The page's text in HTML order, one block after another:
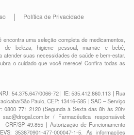
Política de Privacidade
encontra uma seleção completa demedicamentos
de beleza,higiene pessoal,mamãe e bebê
atender suas necessidades de saúde e bem-estar.
o cuidado que você merece!Confira todas as
54.375.647/0066-72 | IE: 535.412.860.113 | Rua
São Paulo, CEP: 13416-585 | SAC – Serviço
0800 771 2120 (Segunda à Sexta das 8h às 20h/
sac@drogal.com.br/ Farmacêutica responsável:
CRF/SP 49.855 | Autorização de Funcionamento
353870901-477-000047-1-5. As informações